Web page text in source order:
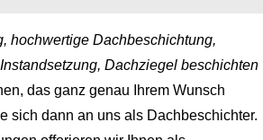
hochwertige Dachbeschichtung,
Dachziegel beschichten
das ganz genau Ihrem Wunsch
sich dann an uns als Dachbeschichter.